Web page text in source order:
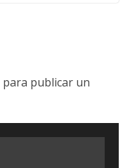
para publicar un